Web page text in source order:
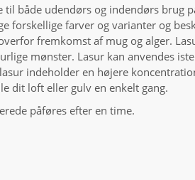
både udendørs og indendørs brug
forskellige farver og varianter og
fremkomst af mug og alger.
mønster. Lasur kan anvendes
indeholder en højere
dit loft eller gulv en enkelt gang.
påføres efter en time.